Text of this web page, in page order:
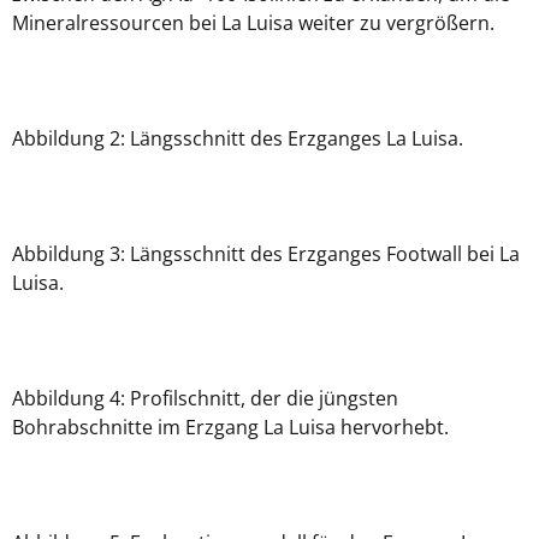
Mineralressourcen bei La Luisa weiter zu vergrößern.
Abbildung 2: Längsschnitt des Erzganges La Luisa.
Abbildung 3: Längsschnitt des Erzganges Footwall bei La
Luisa.
Abbildung 4: Profilschnitt, der die jüngsten
Bohrabschnitte im Erzgang La Luisa hervorhebt.